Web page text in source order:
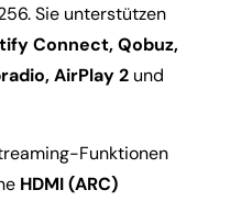
Sie unterstützen
Connect, Qobuz,
AirPlay 2 und
Funktionen
HDMI (ARC)